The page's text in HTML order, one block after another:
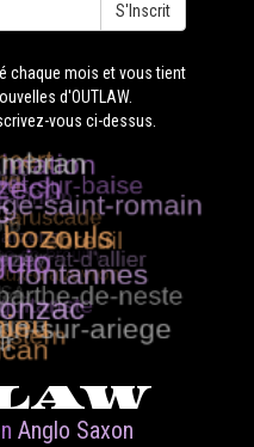
S'Inscrit
chaque mois et vous tient
d'OUTLAW.
vous ci-dessus.
Anglo Saxon